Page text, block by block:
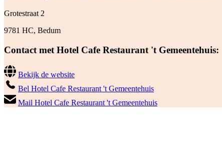
Grotestraat 2
9781 HC, Bedum
Contact met Hotel Cafe Restaurant 't Gemeentehuis:
Bekijk de website
Bel Hotel Cafe Restaurant 't Gemeentehuis
Mail Hotel Cafe Restaurant 't Gemeentehuis